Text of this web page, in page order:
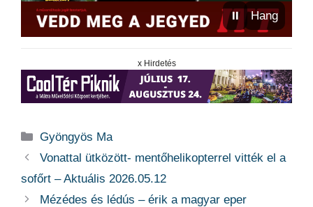
⏸ Hang
x Hirdetés
Kategória
Gyöngyös Ma
Vonattal ütközött- mentőhelikopterrel vitték el a
sofőrt – Aktuális 2026.05.12
Mézédes és lédús – érik a magyar eper